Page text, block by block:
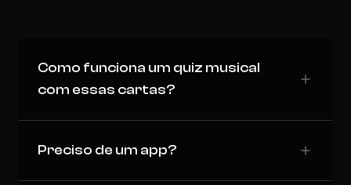
Como funciona um quiz musical
com essas cartas?
Preciso de um app?